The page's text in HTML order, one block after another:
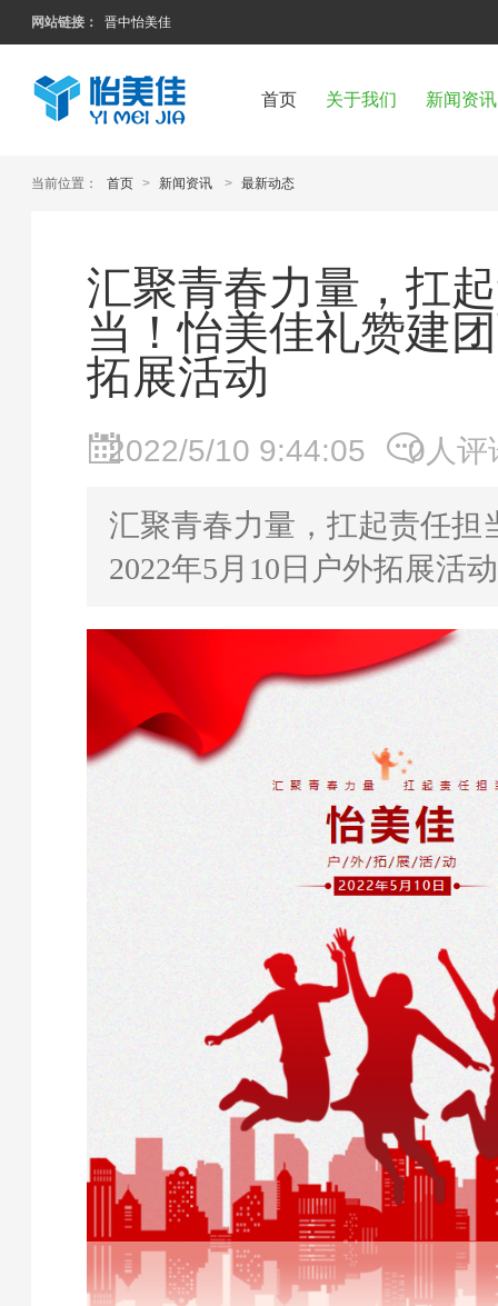
网站链接： 晋中怡美佳
首页 关于我们 新闻资讯
当前位置： 首页 > 新闻资讯 > 最新动态
汇聚青春力量，扛
当！怡美佳礼赞建
拓展活动
2022/5/10 9:44:05 0人评
汇聚青春力量，扛起责任担
2022年5月10日户外拓展活